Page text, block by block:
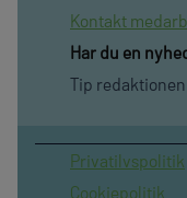
Kontakt
Har du en
Tip
Privatilvspolitik
Cookiepolitik